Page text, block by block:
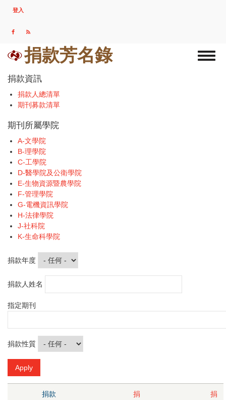
USER
MENU
登入
捐款芳名錄
捐款資訊
捐款人總清單
期刊募款清單
期刊所屬學院
A-文學院
B-理學院
C-工學院
D-醫學院及公衛學院
E-生物資源暨農學院
F-管理學院
G-電機資訊學院
H-法律學院
J-社科院
K-生命科學院
捐款年度
捐款人姓名
指定期刊
捐款性質
捐款
捐
捐